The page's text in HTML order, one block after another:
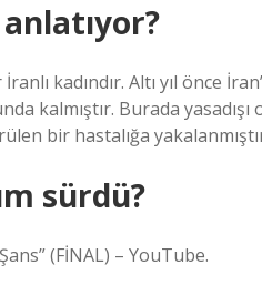
kadındır. Altı yıl önce
kalmıştır. Burada
bir hastalığa
sürdü?
(FİNAL) – YouTube.